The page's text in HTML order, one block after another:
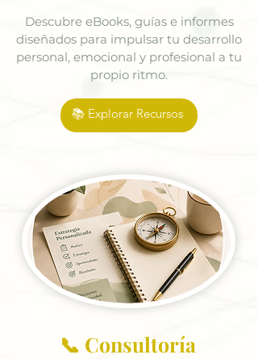
Descubre eBooks, guías e informes
diseñados para impulsar tu desarrollo
personal, emocional y profesional a tu
propio ritmo.
📚 Explorar Recursos
📞 Consultoría